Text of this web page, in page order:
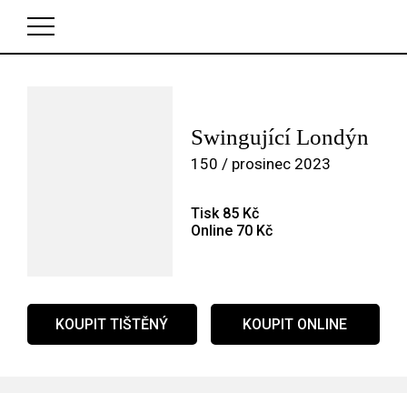
Swingující Londýn
150 / prosinec 2023
Tisk 85 Kč
Online 70 Kč
KOUPIT TIŠTĚNÝ KOUPIT ONLINE